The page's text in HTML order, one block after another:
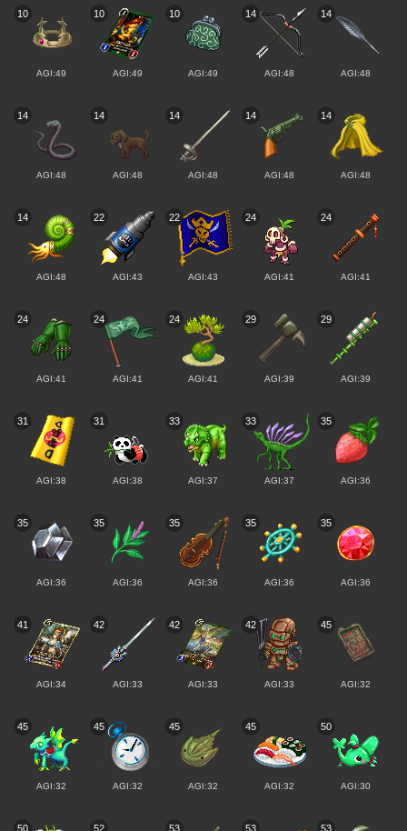
10
AGI:49
10
AGI:49
10
AGI:49
14
AGI:48
14
AGI:48
14
AGI:48
14
AGI:48
14
AGI:48
14
AGI:48
14
AGI:48
14
AGI:48
22
AGI:43
22
AGI:43
24
AGI:41
24
AGI:41
24
AGI:41
24
AGI:41
24
AGI:41
29
AGI:39
29
AGI:39
31
AGI:38
31
AGI:38
33
AGI:37
33
AGI:37
35
AGI:36
35
AGI:36
35
AGI:36
35
AGI:36
35
AGI:36
35
AGI:36
41
AGI:34
42
AGI:33
42
AGI:33
42
AGI:33
45
AGI:32
45
AGI:32
45
AGI:32
45
AGI:32
45
AGI:32
50
AGI:30
50 52 53 53 53